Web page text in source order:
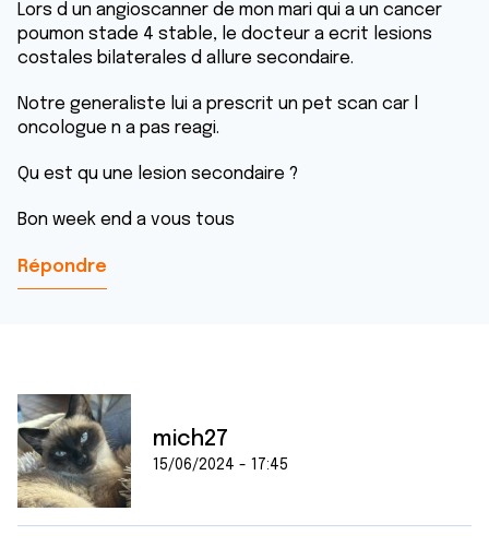
Lors d un angioscanner de mon mari qui a un cancer
poumon stade 4 stable, le docteur a ecrit lesions
costales bilaterales d allure secondaire.
Notre generaliste lui a prescrit un pet scan car l
oncologue n a pas reagi.
Qu est qu une lesion secondaire ?
Bon week end a vous tous
Répondre
mich27
15/06/2024 - 17:45